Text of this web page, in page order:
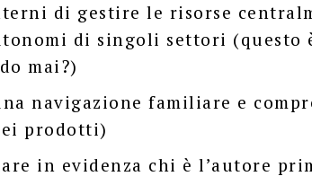
di gestire le risorse
di singoli settori (questo
mai?)
navigazione familiare e
prodotti)
in evidenza chi è l’autore